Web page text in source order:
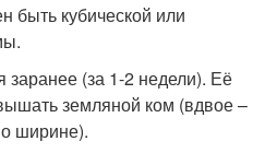
быть кубической или
заранее (за 1-2 недели). Её
земляной ком (вдвое –
ширине).